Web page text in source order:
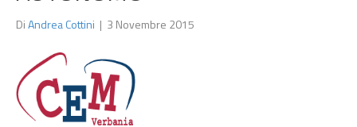
DiAndrea Cottini | 3 Novembre 2015